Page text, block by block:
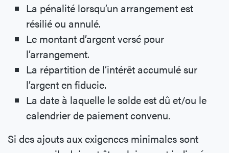
La pénalité lorsqu’un arrangement est
résilié ou annulé.
Le montant d’argent versé pour
l’arrangement.
La répartition de l’intérêt accumulé sur
l’argent en fiducie.
La date à laquelle le solde est dû et/ou le
calendrier de paiement convenu.
Si des ajouts aux exigences minimales sont